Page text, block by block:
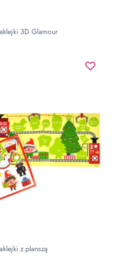
3D Glamour
z planszą